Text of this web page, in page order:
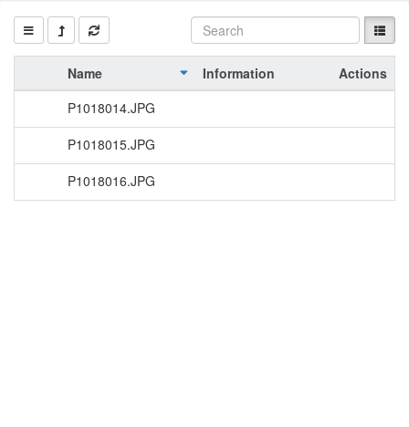
Name Information
Actions
P1018014.JPG
P1018015.JPG
P1018016.JPG